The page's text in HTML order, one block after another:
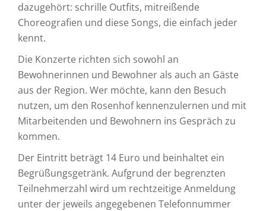
dazugehört: schrille Outfits, mitreißende
Choreografien und diese Songs, die einfach jeder
kennt.
Die Konzerte richten sich sowohl an
Bewohnerinnen und Bewohner als auch an Gäste
aus der Region. Wer möchte, kann den Besuch
nutzen, um den Rosenhof kennenzulernen und mit
Mitarbeitenden und Bewohnern ins Gespräch zu
kommen.
Der Eintritt beträgt 14 Euro und beinhaltet ein
Begrüßungsgetränk. Aufgrund der begrenzten
Teilnehmerzahl wird um rechtzeitige Anmeldung
unter der jeweils angegebenen Telefonnummer